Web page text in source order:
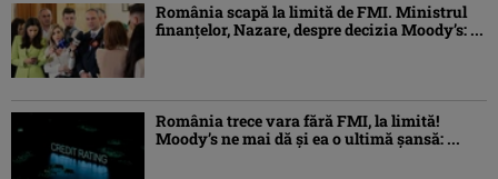
România scapă la limită de FMI. Ministrul
finanțelor, Nazare, despre decizia Moody’s: ...
România trece vara fără FMI, la limită!
Moody’s ne mai dă și ea o ultimă șansă: ...